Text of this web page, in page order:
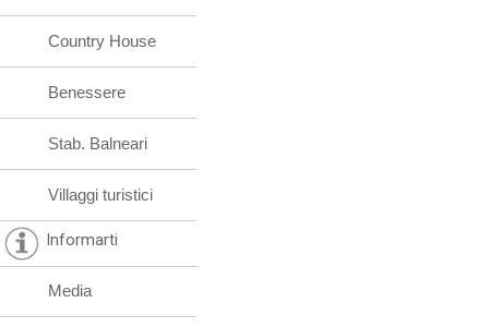
Country House
Benessere
Stab. Balneari
Villaggi turistici
Informarti
Media